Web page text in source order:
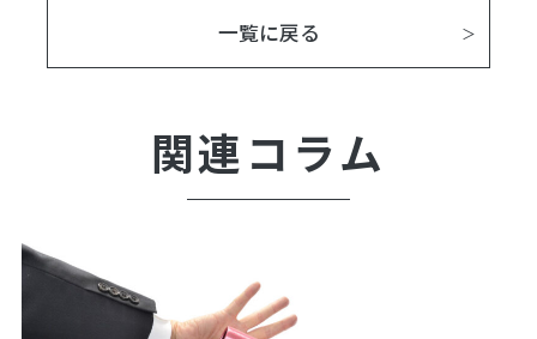
一覧に戻る
関連コラム